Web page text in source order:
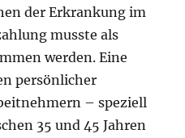
der Erkrankung im
musste als
werden. Eine
persönlicher
– speziell
35 und 45 Jahren